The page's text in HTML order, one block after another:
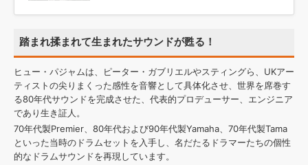
踏まれ揉まれて生まれたサウンドが甦る！
ヒュー・パジャムは、ピーター・ガブリエルやスティングら、UKアー
ティストの尖りまくった感性を音響として具体化させ、世界を席巻す
る80年代サウンドを完成させた、代表的プロデューサー、エンジニア
であり生き証人。
70年代製Premier、80年代および90年代製Yamaha、70年代製Tama
といった当時のドラムセットを入手し、名だたるドラマーたちの個性
的なドラムサウンドを再現しています。